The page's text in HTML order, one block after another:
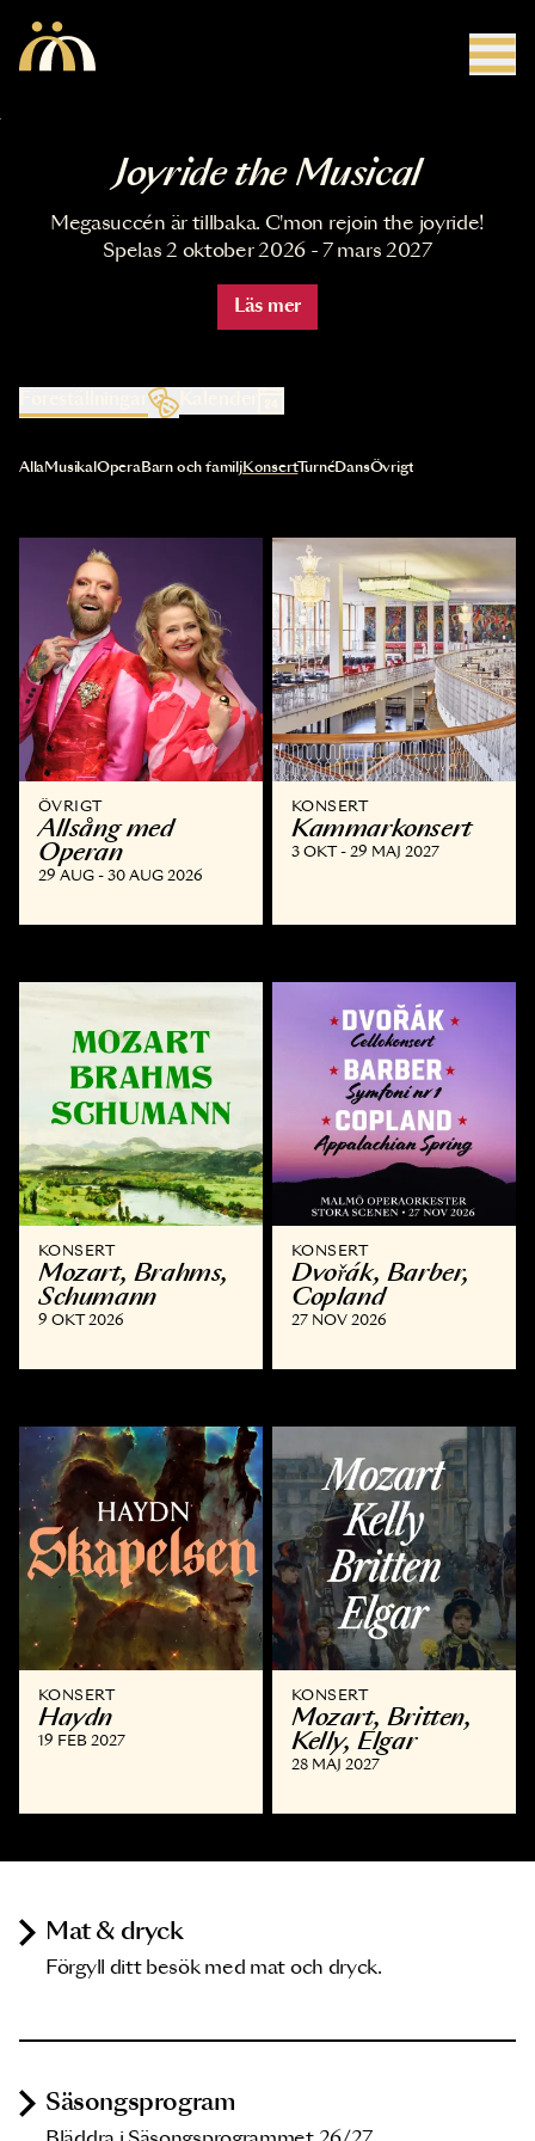
Joyride the Musical
Megasuccén är tillbaka. C'mon rejoin the joyride!
Spelas 2 oktober 2026 - 7 mars 2027
Läs mer
Kalender
Val av kategori uppdaterar innehållet automatiskt
AllaMusikal OperaBarn och familjKonsertTurnéDansÖvrigt
ÖVRIGT
Allsång med
Operan
29 AUG - 30 AUG 2026
KONSERT
Kammar­konsert
3 OKT - 29 MAJ 2027
KONSERT
Mozart, Brahms,
Schumann
9 OKT 2026
KONSERT
Dvořák, Barber,
Copland
27 NOV 2026
KONSERT
Haydn
19 FEB 2027
KONSERT
Mozart, Britten,
Kelly, Elgar
28 MAJ 2027
Mat & dryck
Förgyll ditt besök med mat och dryck.
Säsongsprogram